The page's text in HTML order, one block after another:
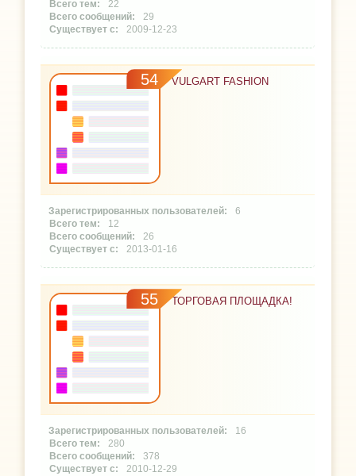
22
29
2009-12-23
54 VULGART FASHION
6
12
26
2013-01-16
55 ТОРГОВАЯ ПЛОЩАДКА!
16
280
378
2010-12-29